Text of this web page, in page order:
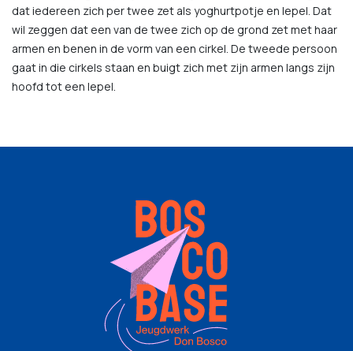
dat iedereen zich per twee zet als yoghurtpotje en lepel. Dat
wil zeggen dat een van de twee zich op de grond zet met haar
armen en benen in de vorm van een cirkel. De tweede persoon
gaat in die cirkels staan en buigt zich met zijn armen langs zijn
hoofd tot een lepel.